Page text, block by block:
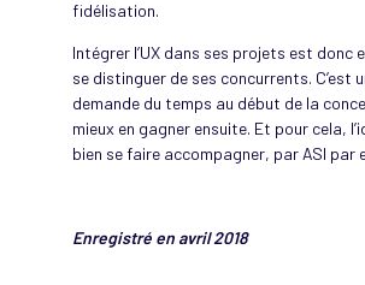
fidélisation.
Intégrer l’UX dans ses projets est donc
se distinguer de ses concurrents. C’est
demande du temps au début de la
mieux en gagner ensuite. Et pour cela,
bien se faire accompagner, par ASI par
Enregistré en avril 2018